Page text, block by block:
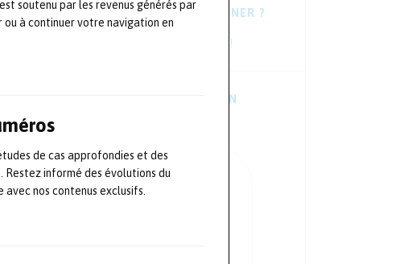
soutenu par les revenus générés par
ou à continuer votre navigation en
de cas approfondies et des
Restez informé des évolutions du
nos contenus exclusifs.
VOUS HÉSITEZ À VOUS ABONNER ?
Consultez les dernières newsletters !
TÉLÉCHARGER L’APPLICATION